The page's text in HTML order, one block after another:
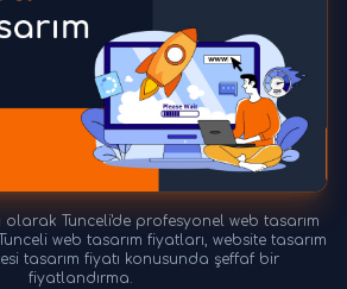
olarak Tunceli'de profesyonel web tasarım
web tasarım fiyatları, website tasarım
tasarım fiyatı konusunda şeffaf bir
fiyatlandırma.